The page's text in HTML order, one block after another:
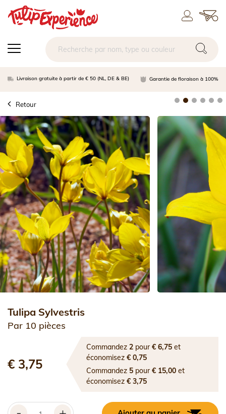
Livraison gratuite à partir de € 50 (NL, DE & BE) Garantie de floraison à 100%
Retour
Tulipa Sylvestris
Par 10 pièces
€ 3,75
Commandez2 pour€ 6,75 et
économisez€ 0,75
Commandez 5 pour€ 15,00 et
économisez€ 3,75